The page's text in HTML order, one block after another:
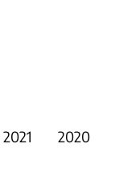
2021
2020